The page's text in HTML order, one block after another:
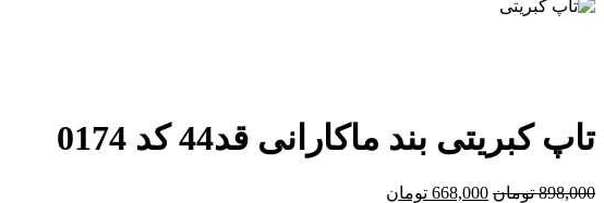
تاپ کبریتی بند ماکارانی قد44 کد 0174
898,000 تومان 668,000 تومان